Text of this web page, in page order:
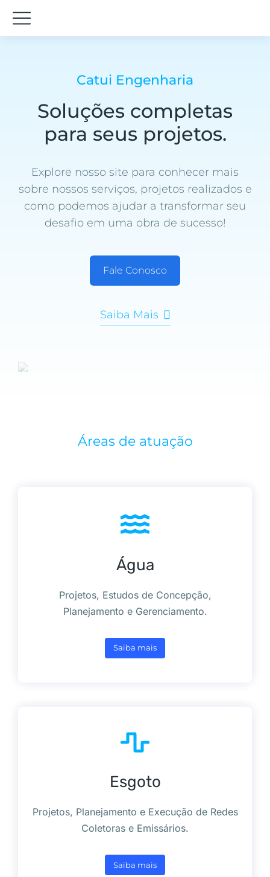
Catui Engenharia
Soluções completas
para seus projetos.
Explore nosso site para conhecer mais
sobre nossos serviços, projetos realizados e
como podemos ajudar a transformar seu
desafio em uma obra de sucesso!
Fale Conosco
Saiba Mais
Áreas de atuação
Água
Projetos, Estudos de Concepção,
Planejamento e Gerenciamento.
Saiba mais
Esgoto
Projetos, Planejamento e Execução de Redes
Coletoras e Emissários.
Saiba mais